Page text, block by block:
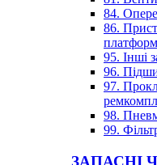
84.
86.
95. Інші
96.
97.
98.
99.
ЗАПАСНІ